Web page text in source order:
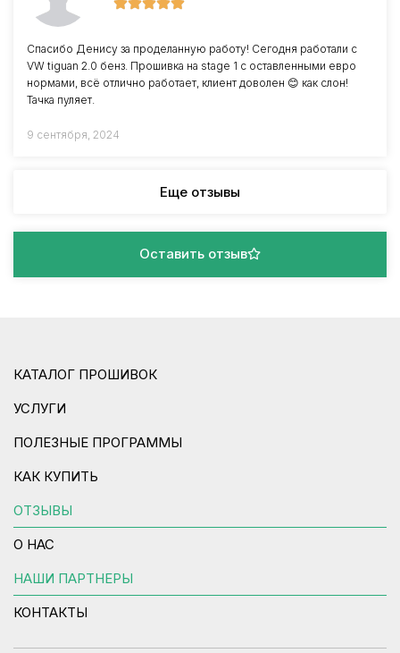
Спасибо Денису за проделанную работу! Сегодня работали с
VW tiguan 2.0 бенз. Прошивка на stage 1 с оставленными евро
нормами, всё отлично работает, клиент доволен 😊 как слон!
Тачка пуляет.
9 сентября, 2024
Еще отзывы
Оставить отзыв
КАТАЛОГ ПРОШИВОК
УСЛУГИ
ПОЛЕЗНЫЕ ПРОГРАММЫ
КАК КУПИТЬ
ОТЗЫВЫ
О НАС
НАШИ ПАРТНЕРЫ
КОНТАКТЫ